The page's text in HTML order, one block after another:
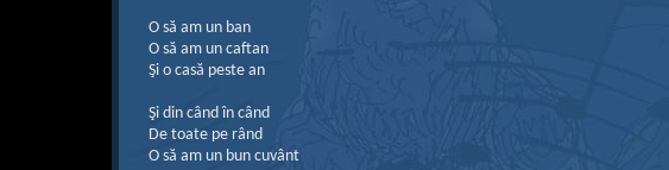
O să am un ban
O să am un caftan
Şi o casă peste an
Şi din când în când
De toate pe rând
O să am un bun cuvânt